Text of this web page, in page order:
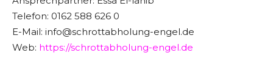
Telefon: 0162 588 626 0
E-Mail: info@schrottabholung-engel.de
Web: https://schrottabholung-engel.de